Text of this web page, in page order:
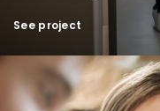
See project